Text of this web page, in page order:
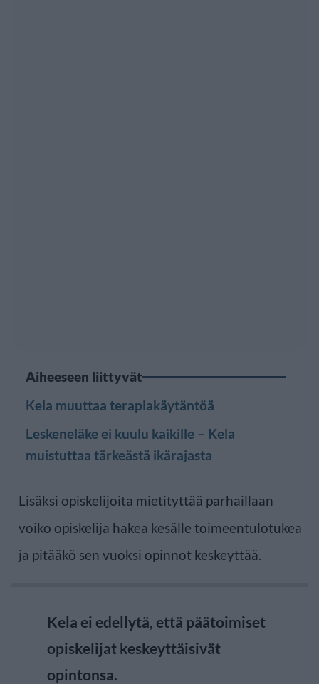
Aiheeseen liittyvät
Kela muuttaa terapiakäytäntöä
Leskeneläke ei kuulu kaikille – Kela
muistuttaa tärkeästä ikärajasta
Lisäksi opiskelijoita mietityttää parhaillaan
voiko opiskelija hakea kesälle toimeentulotukea
ja pitääkö sen vuoksi opinnot keskeyttää.
Kela ei edellytä, että päätoimiset
opiskelijat keskeyttäisivät
opintonsa.